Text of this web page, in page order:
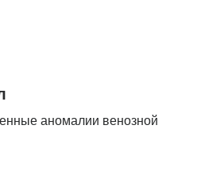
аномалии венозной